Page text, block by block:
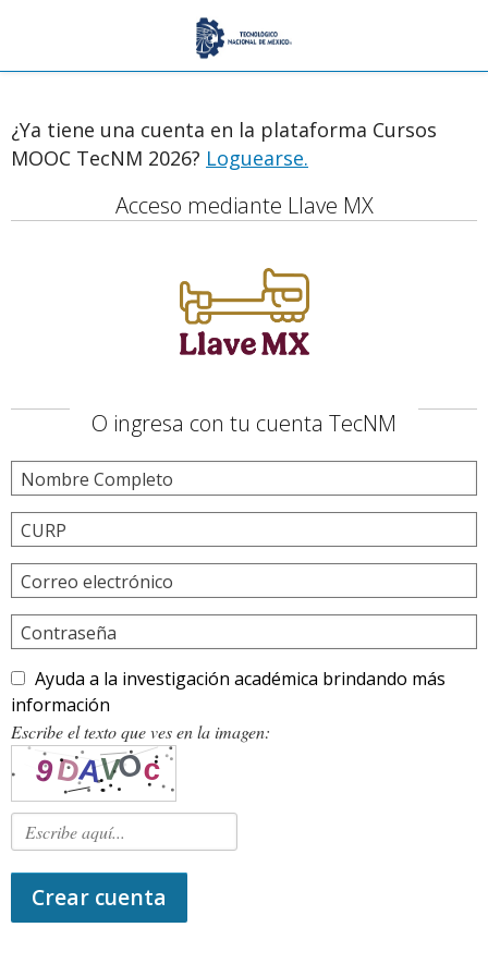
¿Ya tiene una cuenta en la plataforma Cursos
MOOC TecNM 2026? Loguearse.
Acceso mediante Llave MX
O ingresa con tu cuenta TecNM
Nombre Completo
CURP
Correo electrónico
Contraseña
Ayuda a la investigación académica brindando más
información
Escribe el texto que ves en la imagen:
Crear cuenta